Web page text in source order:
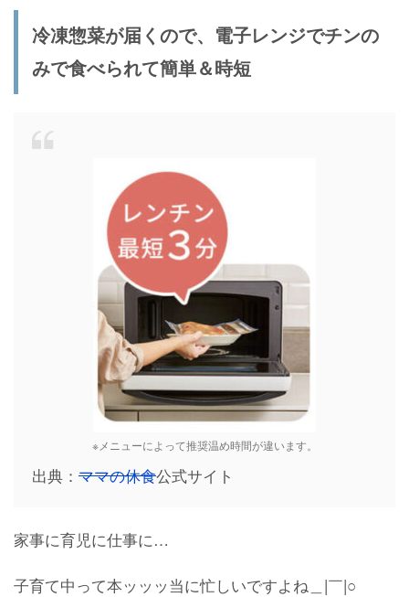
冷凍惣菜が届くので、電子レンジでチンの
みで食べられて簡単＆時短
※メニューによって推奨温め時間が違います。
出典： ママの休食公式サイト
家事に育児に仕事に…
子育て中って本ッッッ当に忙しいですよね＿|￣|○